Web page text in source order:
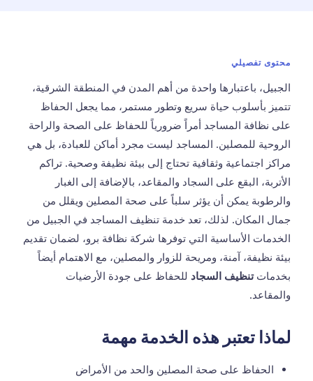
محتوى تفصيلي
الجبيل، باعتبارها واحدة من أهم المدن في المنطقة الشرقية،
تتميز بأسلوب حياة سريع وتطور مستمر، مما يجعل الحفاظ
على نظافة المساجد أمراً ضرورياً للحفاظ على الصحة والراحة
الروحية للمصلين. المساجد ليست مجرد أماكن للعبادة، بل هي
مراكز اجتماعية وثقافية تحتاج إلى بيئة نظيفة وصحية. تراكم
الأتربة، البقع على السجاد والمقاعد، بالإضافة إلى الغبار
والرطوبة يمكن أن يؤثر سلباً على صحة المصلين ويقلل من
جمال المكان. لذلك، تعد خدمة تنظيف المساجد في الجبيل من
الخدمات الأساسية التي توفرها شركة نظافة برو، لضمان تقديم
بيئة نظيفة، آمنة، ومريحة للزوار والمصلين، مع الاهتمام أيضاً
بخدماتتنظيف السجاد للحفاظ على جودة الأرضيات
والمقاعد.
لماذا تعتبر هذه الخدمة مهمة
الحفاظ على صحة المصلين والحد من الأمراض